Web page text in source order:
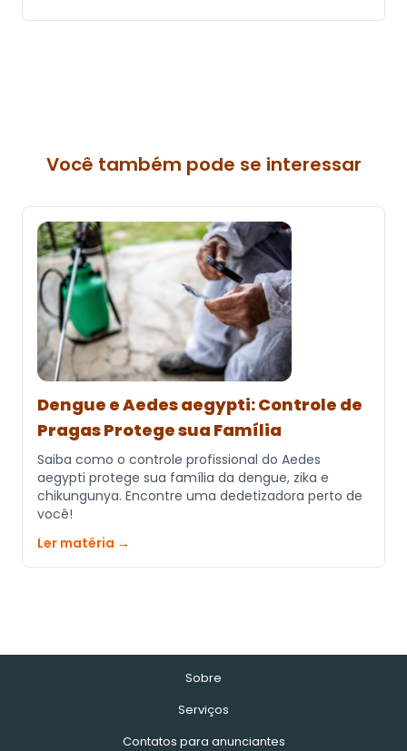
Você também pode se interessar
Dengue e Aedes aegypti: Controle de
Pragas Protege sua Família
Saiba como o controle profissional do Aedes
aegypti protege sua família da dengue, zika e
chikungunya. Encontre uma dedetizadora perto de
você!
Ler matéria →
Sobre
Serviços
Contatos para anunciantes